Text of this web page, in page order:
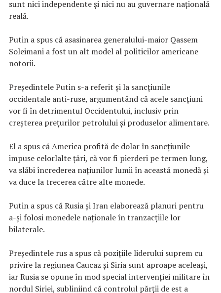
sunt nici independente și nici nu au guvernare națională
reală.
Putin a spus că asasinarea generalului-maior Qassem
Soleimani a fost un alt model al politicilor americane
notorii.
Președintele Putin s-a referit şi la sancțiunile
occidentale anti-ruse, argumentând că acele sancțiuni
vor fi în detrimentul Occidentului, inclusiv prin
creșterea prețurilor petrolului și produselor alimentare.
El a spus că America profită de dolar în sancțiunile
impuse celorlalte țări, că vor fi pierderi pe termen lung,
va slăbi încrederea națiunilor lumii în această monedă și
va duce la trecerea către alte monede.
Putin a spus că Rusia și Iran elaborează planuri pentru
a-și folosi monedele naționale în tranzacțiile lor
bilaterale.
Președintele rus a spus că pozițiile liderului suprem cu
privire la regiunea Caucaz și Siria sunt aproape aceleași,
iar Rusia se opune în mod special intervenției militare în
nordul Siriei, subliniind că controlul părții de est a